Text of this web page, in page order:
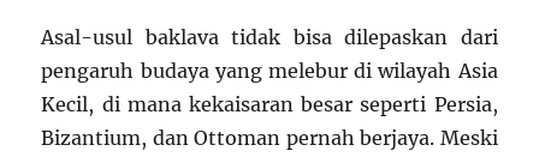
Asal-usul baklava tidak bisa dilepaskan dari
pengaruh budaya yang melebur di wilayah Asia
Kecil, di mana kekaisaran besar seperti Persia,
Bizantium, dan Ottoman pernah berjaya. Meski